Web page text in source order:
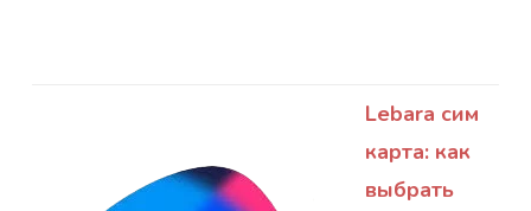
Lebara сим
карта: как
выбрать